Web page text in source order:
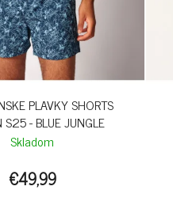
PLAVKY SHORTS
S25 - BLUE JUNGLE
Skladom
€49,99